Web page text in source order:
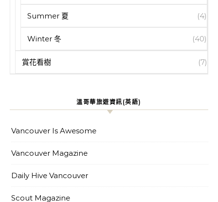
Summer 夏 (4)
Winter 冬 (40)
賞花看樹 (7)
溫哥華旅遊資訊(英語)
Vancouver Is Awesome
Vancouver Magazine
Daily Hive Vancouver
Scout Magazine